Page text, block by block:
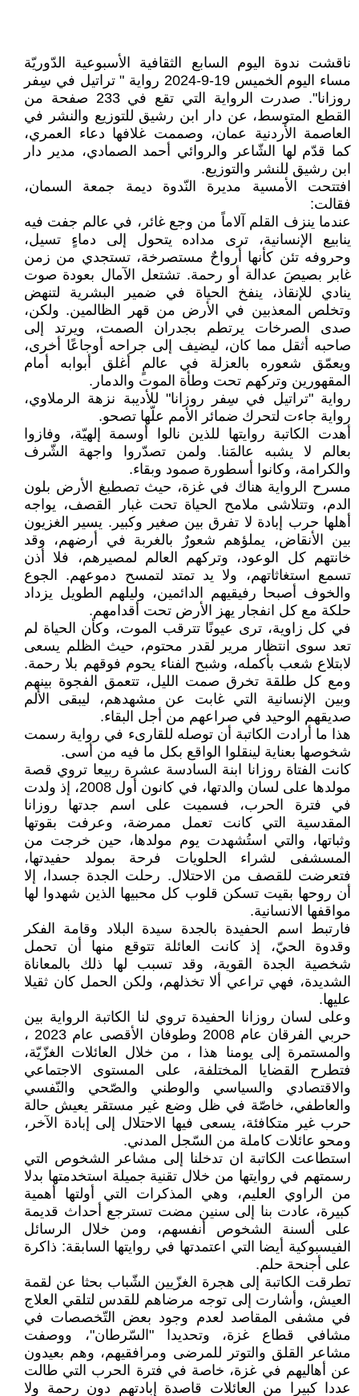
ناقشت ندوة اليوم السابع الثقافية الأسبوعية الدّوريّة
مساء اليوم الخميس 19-9-2024 رواية " تراتيل في سِفر
روزانا". صدرت الرواية التي تقع في 233 صفحة من
القطع المتوسط، عن دار ابن رشيق للتوزيع والنشر في
العاصمة الأردنية عمان، وصممت غلافها دعاء العمري،
كما قدّم لها الشّاعر والروائي أحمد الصمادي، مدير دار
ابن رشيق للنشر والتوزيع.
افتتحت الأمسية مديرة النّدوة ديمة جمعة السمان،
فقالت:
عندما ينزف القلم آلاماً من وجع غائر، في عالم جفت فيه
ينابيع الإنسانية، ترى مداده يتحول إلى دماءٍ تسيل،
وحروفه تئن كأنها أرواحٌ مستصرخة، تستجدي من زمن
غابر بصيصَ عدالة أو رحمة. تشتعل الآمال بعودة صوت
ينادي للإنقاذ، ينفخ الحياة في ضمير البشرية لتنهض
وتخلص المعذبين في الأرض من قهر الظالمين. ولكن،
صدى الصرخات يرتطم بجدران الصمت، ويرتد إلى
صاحبه أثقل مما كان، ليضيف إلى جراحه أوجاعًا أخرى،
ويعمّق شعوره بالعزلة في عالمٍ أغلق أبوابه أمام
المقهورين وتركهم تحت وطأة الموت والدمار.
رواية "تراتيل في سِفر روزانا" للأديبة نزهة الرملاوي،
رواية جاءت لتحرك ضمائر الأمم علّها تصحو.
أهدت الكاتبة روايتها للذين نالوا أوسمة إلهيّة، وفازوا
بعالم لا يشبه عالمَنا. ولمن تصدّروا واجهة الشّرف
والكرامة، وكانوا أسطورة صمود وبقاء.
مسرح الرواية هناك في غزة، حيث تصطبغ الأرض بلون
الدم، وتتلاشى ملامح الحياة تحت غبار القصف، يواجه
أهلها حرب إبادة لا تفرق بين صغير وكبير. يسير الغزيون
بين الأنقاض، يملؤهم شعورٌ بالغربة في أرضهم، وقد
خانتهم كل الوعود، وتركهم العالم لمصيرهم، فلا أذن
تسمع استغاثاتهم، ولا يد تمتد لتمسح دموعهم. الجوع
والخوف أصبحا رفيقيهم الدائمين، وليلهم الطويل يزداد
حلكة مع كل انفجار يهز الأرض تحت أقدامهم.
في كل زاوية، ترى عيونًا تترقب الموت، وكأن الحياة لم
تعد سوى انتظار مرير لقدر محتوم، حيث الظلم يسعى
لابتلاع شعب بأكمله، وشبح الفناء يحوم فوقهم بلا رحمة.
ومع كل طلقة تخرق صمت الليل، تتعمق الفجوة بينهم
وبين الإنسانية التي غابت عن مشهدهم، ليبقى الألم
صديقهم الوحيد في صراعهم من أجل البقاء.
هذا ما أرادت الكاتبة أن توصله للقارىء في رواية رسمت
شخوصها بعناية لينقلوا الواقع بكل ما فيه من أسى.
كانت الفتاة روزانا ابنة السادسة عشرة ربيعا تروي قصة
مولدها على لسان والدتها، في كانون أول 2008، إذ ولدت
في فترة الحرب، فسميت على اسم جدتها روزانا
المقدسية التي كانت تعمل ممرضة، وعرفت بقوتها
وثباتها، والتي استُشهدت يوم مولدها، حين خرجت من
المسشفى لشراء الحلويات فرحة بمولد حفيدتها،
فتعرضت للقصف من الاحتلال. رحلت الجدة جسدا، إلا
أن روحها بقيت تسكن قلوب كل محبيها الذين شهدوا لها
مواقفها الانسانية.
فارتبط اسم الحفيدة بالجدة سيدة البلاد وقامة الفكر
وقدوة الحيّ، إذ كانت العائلة تتوقع منها أن تحمل
شخصية الجدة القوية، وقد تسبب لها ذلك بالمعاناة
الشديدة، فهي تراعي ألا تخذلهم، ولكن الحمل كان ثقيلا
عليها.
وعلى لسان روزانا الحفيدة تروي لنا الكاتبة الرواية بين
حربي الفرقان عام 2008 وطوفان الأقصى عام 2023 ،
والمستمرة إلى يومنا هذا ، من خلال العائلات الغزّيّة،
فتطرح القضايا المختلفة، على المستوى الاجتماعي
والاقتصادي والسياسي والوطني والصّحي والنّفسي
والعاطفي، خاصّة في ظل وضع غير مستقر يعيش حالة
حرب غير متكافئة، يسعى فيها الاحتلال إلى إبادة الآخر،
ومحو عائلات كاملة من السّجل المدني.
استطاعت الكاتبة ان تدخلنا إلى مشاعر الشخوص التي
رسمتهم في روايتها من خلال تقنية جميلة استخدمتها بدلا
من الراوي العليم، وهي المذكرات التي أولتها أهمية
كبيرة، عادت بنا إلى سنين مضت تسترجع أحداث قديمة
على ألسنة الشخوص أنفسهم، ومن خلال الرسائل
الفيسبوكية أيضا التي اعتمدتها في روايتها السابقة: ذاكرة
على أجنحة حلم.
تطرقت الكاتبة إلى هجرة الغزّيين الشّباب بحثا عن لقمة
العيش، وأشارت إلى توجه مرضاهم للقدس لتلقي العلاج
في مشفى المقاصد لعدم وجود بعض التّخصصات في
مشافي قطاع غزة، وتحديدا "السّرطان"، ووصفت
مشاعر القلق والتوتر للمرضى ومرافقيهم، وهم بعيدون
عن أهاليهم في غزة، خاصة في فترة الحرب التي طالت
عددا كبيرا من العائلات قاصدة إبادتهم دون رحمة ولا